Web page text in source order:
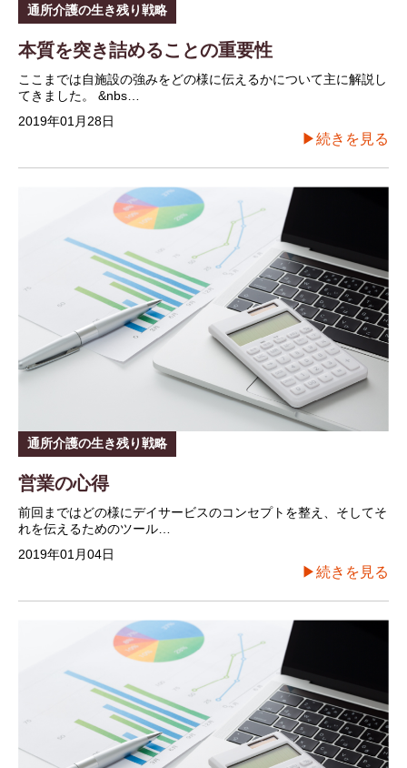
通所介護の生き残り戦略
本質を突き詰めることの重要性
ここまでは自施設の強みをどの様に伝えるかについて主に解説し
てきました。 &nbs…
2019年01月28日
▶続きを見る
通所介護の生き残り戦略
営業の心得
前回まではどの様にデイサービスのコンセプトを整え、そしてそ
れを伝えるためのツール…
2019年01月04日
▶続きを見る